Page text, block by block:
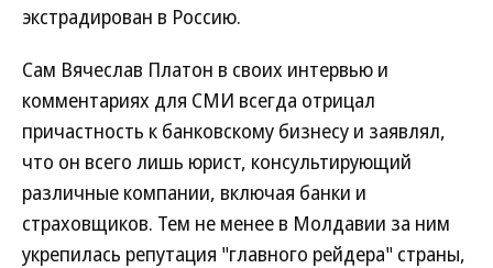
экстрадирован в Россию.
Сам Вячеслав Платон в своих интервью и
комментариях для СМИ всегда отрицал
причастность к банковскому бизнесу и заявлял,
что он всего лишь юрист, консультирующий
различные компании, включая банки и
страховщиков. Тем не менее в Молдавии за ним
укрепилась репутация "главного рейдера" страны,